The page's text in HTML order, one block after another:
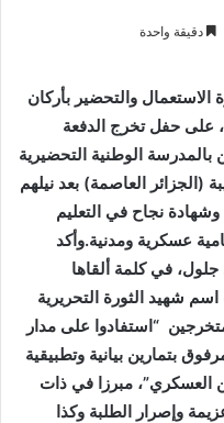
دقيقة واحدة
والتحضير بأركان
على حفل تخرج الدفعة
بالمدرسة الوطنية التحضيرية
(الجزائر العاصمة) بعد نيلهم
وشهادة نجاح في التعليم
عسكرية ومدنية.وأكد
في كلمة ألقاها
شهيد الثورة التحريرية
“استفادوا على مدار
بتمارين بيانية وتطبيقية
العسكري”، مبرزا في ذات
وإصرار الطلبة وكذا